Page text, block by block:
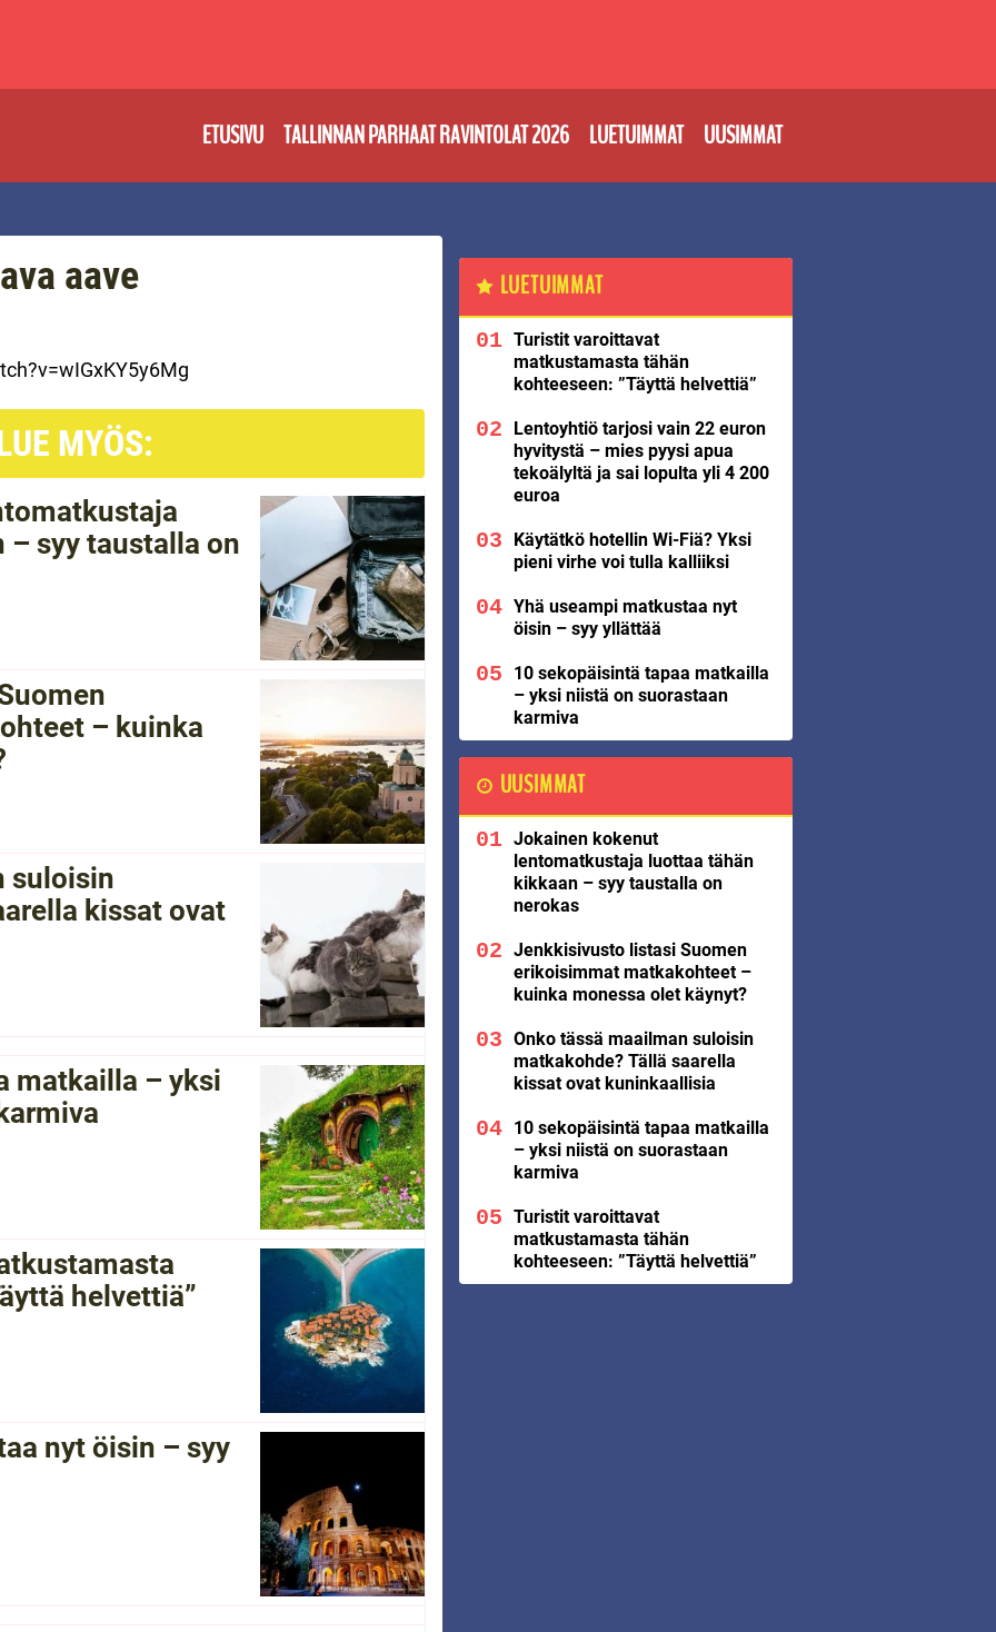
ETUSIVU TALLINNAN PARHAAT RAVINTOLAT 2026 LUETUIMMAT UUSIMMAT
aave
MYÖS:
– syy taustalla on
– kuinka
suloisin
kissat ovat
matkailla – yksi
helvettiä”
nyt öisin – syy
LUETUIMMAT
Turistit varoittavat
matkustamasta tähän
kohteeseen: ”Täyttä helvettiä”
Lentoyhtiö tarjosi vain 22 euron
hyvitystä – mies pyysi apua
tekoälyltä ja sai lopulta yli 4 200
euroa
Käytätkö hotellin Wi-Fiä? Yksi
pieni virhe voi tulla kalliiksi
Yhä useampi matkustaa nyt
öisin – syy yllättää
10 sekopäisintä tapaa matkailla
– yksi niistä on suorastaan
karmiva
UUSIMMAT
Jokainen kokenut
lentomatkustaja luottaa tähän
kikkaan – syy taustalla on
nerokas
Jenkkisivusto listasi Suomen
erikoisimmat matkakohteet –
kuinka monessa olet käynyt?
Onko tässä maailman suloisin
matkakohde? Tällä saarella
kissat ovat kuninkaallisia
10 sekopäisintä tapaa matkailla
– yksi niistä on suorastaan
karmiva
Turistit varoittavat
matkustamasta tähän
kohteeseen: ”Täyttä helvettiä”